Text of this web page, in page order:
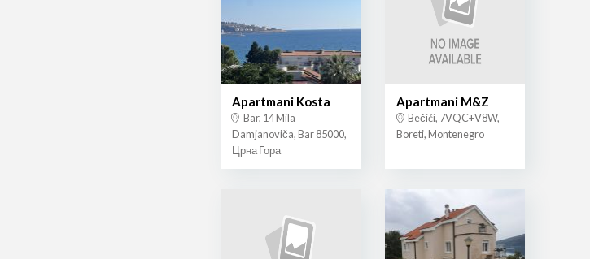
Apartmani Kosta
Bar, 14 Mila
Damjanoviča, Bar 85000,
Црна Гора
Apartmani M&Z
Bečići, 7VQC+V8W,
Boreti, Montenegro